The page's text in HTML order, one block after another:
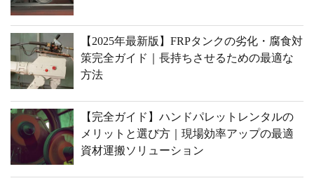
【2025年最新版】FRPタンクの劣化・腐食対
策完全ガイド｜長持ちさせるための最適な
方法
【完全ガイド】ハンドパレットレンタルの
メリットと選び方｜現場効率アップの最適
資材運搬ソリューション